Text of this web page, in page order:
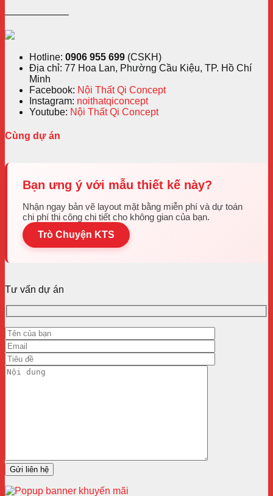
——————–
Hotline: 0906 955 699 (CSKH)
Địa chỉ: 77 Hoa Lan, Phường Cầu Kiệu, TP. Hồ Chí
Minh
Facebook: Nội Thất Qi Concept
Instagram: noithatqiconcept
Youtube: Nội Thất Qi Concept
Cùng dự án
Bạn ưng ý với mẫu thiết kế này?
Nhận ngay bản vẽ layout mặt bằng miễn phí và dự toán
chi phí thi công chi tiết cho không gian của bạn.
Trò Chuyện KTS
Tư vấn dự án